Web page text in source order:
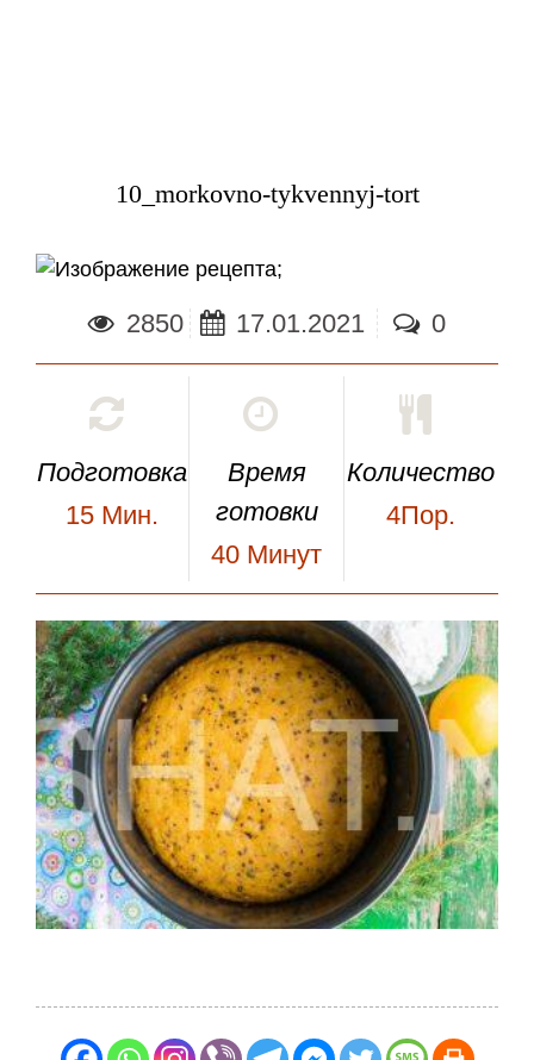
10_morkovno-tykvennyj-tort
;
2850 17.01.2021 0
Подготовка
15 Мин.
Время
готовки
40 Минут
Количество
4Пор.